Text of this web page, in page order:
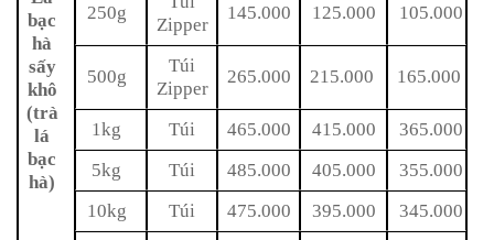
bạc
hà
sấy
khô
(trà
lá
bạc
hà)
250g
Zipper
145.000 125.000 105.000
500g
Túi
Zipper
265.000 215.000 165.000
1kg Túi 465.000 415.000
365.000
5kg
Túi 485.000 405.000
355.000
10kg
Túi 475.000 395.000
345.000